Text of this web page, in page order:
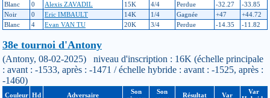
Blanc
0 Alexis ZAVADIL 15K 4/4 Perdue -32.27
-33.85
Noir
0 Eric IMBAULT 14K 1/4 Gagnée +47
+44.72
Blanc
4 Evan VAN TU 20K 3/4 Perdue -14.35 -11.82
38e tournoi d'Antony
(Antony, 08-02-2025) niveau d'inscription : 16K (échelle principale
: avant : -1533, après : -1471 / échelle hybride : avant : -1525, après :
-1460)
Couleur Hd Adversaire
Son
Son
Résultat Var
Var